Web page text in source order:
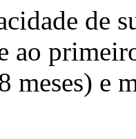
de
ao
meses) e